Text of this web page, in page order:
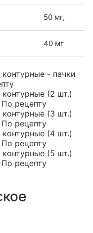
50 мг,
40 мг
- пачки
(2 шт.)
рецепту
(3 шт.)
рецепту
(4 шт.)
рецепту
(5 шт.)
рецепту